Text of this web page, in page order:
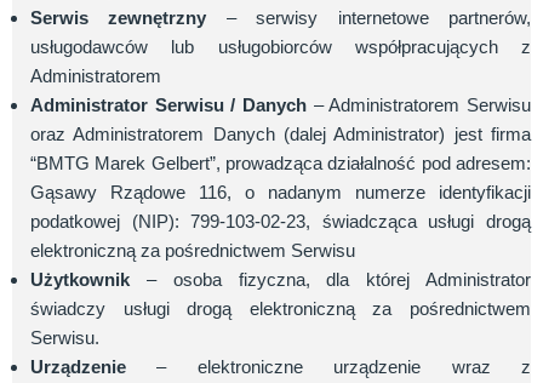
Serwis zewnętrzny – serwisy internetowe partnerów,
usługodawców lub usługobiorców współpracujących z
Administratorem
Administrator Serwisu / Danych – Administratorem Serwisu
oraz Administratorem Danych (dalej Administrator) jest firma
“BMTG Marek Gelbert”, prowadząca działalność pod adresem:
Gąsawy Rządowe 116, o nadanym numerze identyfikacji
podatkowej (NIP): 799-103-02-23, świadcząca usługi drogą
elektroniczną za pośrednictwem Serwisu
Użytkownik – osoba fizyczna, dla której Administrator
świadczy usługi drogą elektroniczną za pośrednictwem
Serwisu.
Urządzenie – elektroniczne urządzenie wraz z